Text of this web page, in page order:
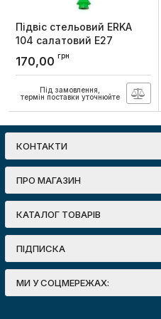
Підвіс стельовий ERKA
104 салатовий Е27
Артикул:104003
170,00 грн
Під замовлення,
термін поставки уточнюйте
КОНТАКТИ
ПРО МАГАЗИН
КАТАЛОГ ТОВАРІВ
ПІДПИСКА
МИ У СОЦМЕРЕЖАХ: